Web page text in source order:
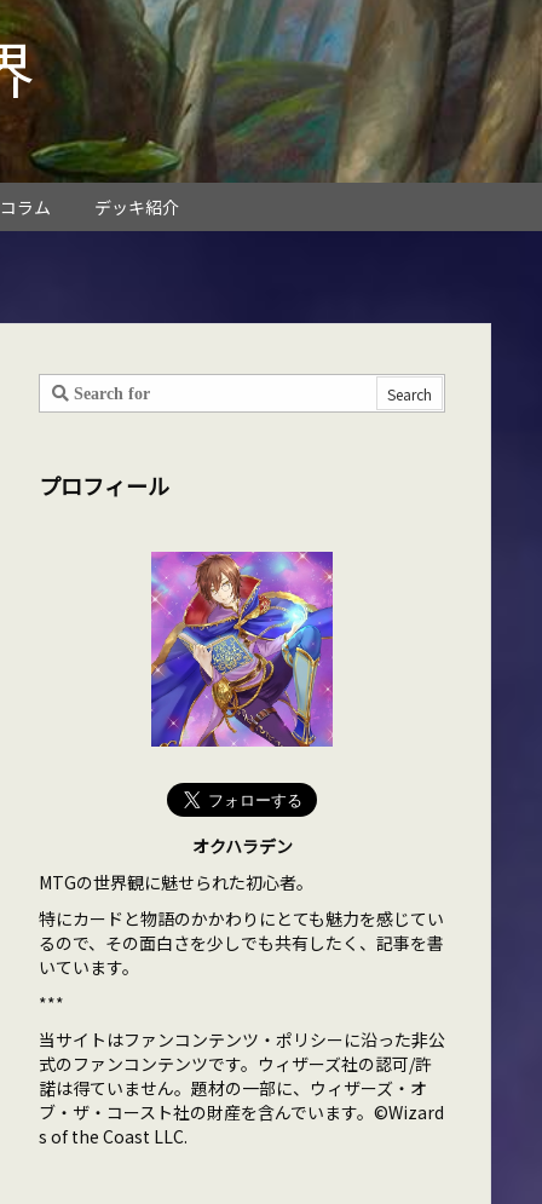
コラム デッキ紹介
プロフィール
オクハラデン
MTGの世界観に魅せられた初心者。
特にカードと物語のかかわりにとても魅力を感じてい
るので、その面白さを少しでも共有したく、記事を書
いています。
***
当サイトはファンコンテンツ・ポリシーに沿った非公
式のファンコンテンツです。ウィザーズ社の認可/許
諾は得ていません。題材の一部に、ウィザーズ・オ
ブ・ザ・コースト社の財産を含んでいます。©Wizard
s of the Coast LLC.